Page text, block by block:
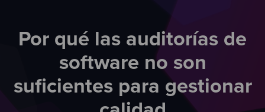
Servicios
Por qué las auditorías de
software no son
suficientes para gestionar